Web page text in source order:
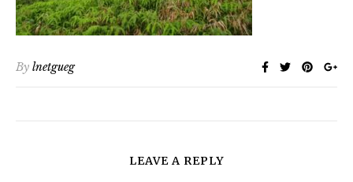
By lnetgueg
LEAVE A REPLY